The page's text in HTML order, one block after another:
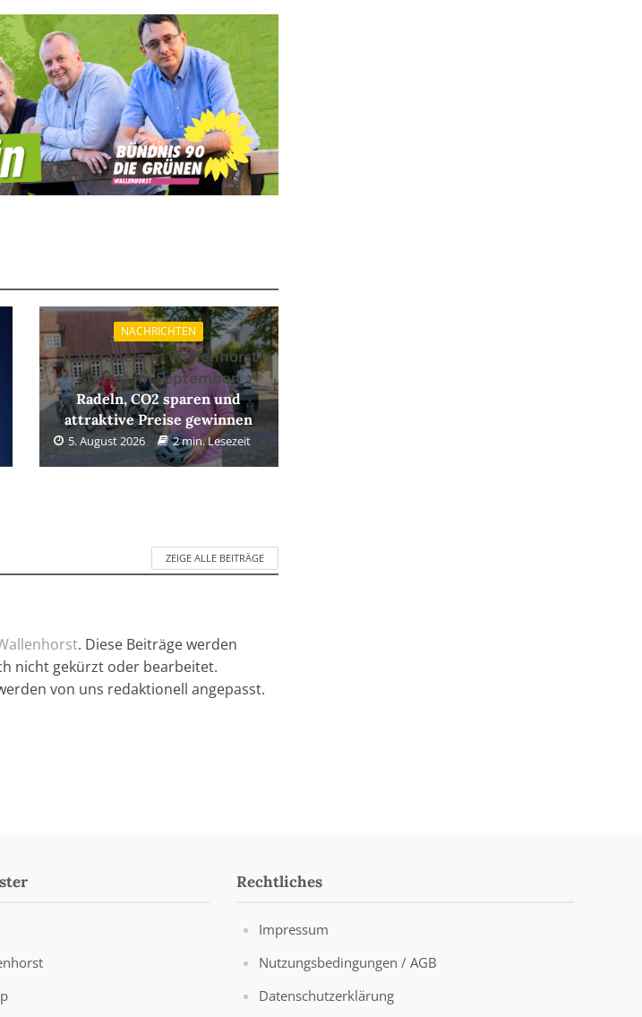
NACHRICHTEN
Stadtradeln in Wallenhorst
startet im September
Radeln, CO2 sparen und
attraktive Preise gewinnen
5. August 2026 2 min. Lesezeit
ZEIGE ALLE BEITRÄGE
. Diese Beiträge werden
nicht gekürzt oder bearbeitet.
von uns redaktionell angepasst.
Rechtliches
Impressum
Nutzungsbedingungen / AGB
Datenschutzerklärung